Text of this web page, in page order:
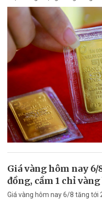
Giá vàng hôm nay
đồng, cầm 1 chỉ
Giá vàng hôm nay 6/8 tăng tới